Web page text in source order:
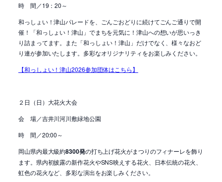
時 間／19：20～
和っしょい！津山パレードを、ごんごおどりに続けてごんご通りで開
催！「和っしょい！津山」でまちを元気に！津山への想いが思いっき
り詰まってます。また「和っしょい！津山」だけでなく、様々なおど
り連が参加いたします。多彩なオリジナリティをお楽しみください。
【和っしょい！津山2026参加団体はこちら】
２日（日）大花火大会
会 場／吉井川河川敷緑地公園
時 間／20:00～
岡山県内最大級約8300発の打ち上げ花火がまつりのフィナーレを飾り
ます。県内初披露の新作花火やSNS映えする花火、日本伝統の花火、
虹色の花火など、多彩な演出をお楽しみください。